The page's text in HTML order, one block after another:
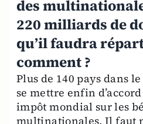
des
220 milliards de
qu’il faudra
comment ?
Plus de 140 pays dans
se mettre enfin
impôt mondial sur les
multinationales. Il faut